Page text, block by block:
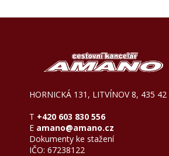
HORNICKÁ 131, LITVÍNOV 8, 435 42
T +420 603 830 556
E amano@amano.cz
Dokumenty ke stažení
IČO: 67238122